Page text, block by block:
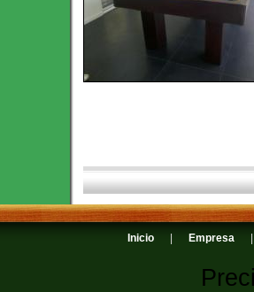
Inicio Empresa